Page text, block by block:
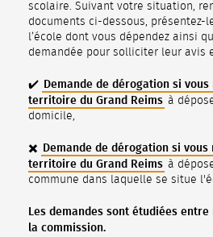
scolaire. Suivant votre situation,
documents ci-dessous, présentez-
l’école dont vous dépendez ainsi
demandée pour solliciter leur avis
✔️ Demande de dérogation si
territoire du Grand Reims à
domicile,
✖️ Demande de dérogation si vous
territoire du Grand Reims à
commune dans laquelle se situe
Les demandes sont étudiées
la commission.